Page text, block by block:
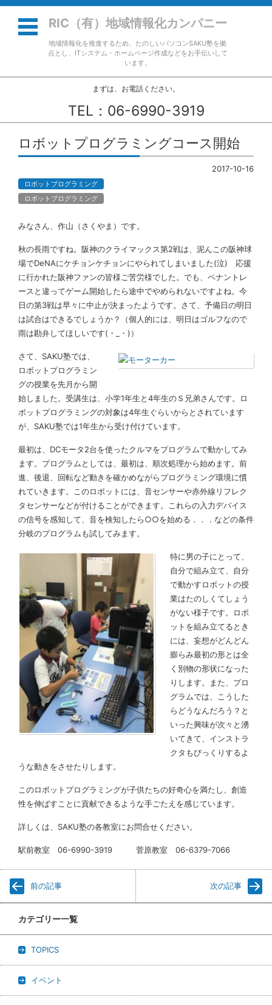
RIC（有）地域情報化カンパニー
地域情報化を推進するため、たのしいパソコンSAKU塾を拠
点とし、ITシステム・ホームページ作成などをお手伝いして
います。
まずは、お電話ください。
TEL：06-6990-3919
コンテンツに移動
ロボットプログラミングコース開始
2017-10-16
ロボットプログラミング
ロボットプログラミング
みなさん、作山（さくやま）です。
秋の長雨ですね。阪神のクライマックス第2戦は、泥んこの阪神球
場でDeNAにケチョンケチョンにやられてしまいました(泣) 応援
に行かれた阪神ファンの皆様ご苦労様でした。でも、ペナントレ
ースと違ってゲーム開始したら途中でやめられないですよね。今
日の第3戦は早々に中止が決まったようです。さて、予備日の明日
は試合はできるでしょうか？（個人的には、明日はゴルフなので
雨は勘弁してほしいです(・_・)）
さて、SAKU塾では、
ロボットプログラミン
グの授業を先月から開
始しました。受講生は、小学1年生と4年生のＳ兄弟さんです。ロ
ボットプログラミングの対象は4年生ぐらいからとされています
が、SAKU塾では1年生から受け付けています。
最初は、DCモータ2台を使ったクルマをプログラムで動かしてみ
ます。プログラムとしては、最初は、順次処理から始めます。前
進、後退、回転など動きを確かめながらプログラミング環境に慣
れていきます。このロボットには、音センサーや赤外線リフレク
タセンサーなどが付けることができます。これらの入力デバイス
の信号を感知して、音を検知したら○○を始める．．．などの条件
分岐のプログラムも試してみます。
特に男の子にとって、
自分で組み立て、自分
で動かすロボットの授
業はたのしくてしょう
がない様子です。ロボ
ットを組み立てるとき
には、妄想がどんどん
膨らみ最初の形とは全
く別物の形状になった
りします。また、プロ
グラムでは、こうした
らどうなんだろう？と
いった興味が次々と湧
いてきて、インストラ
クタもびっくりするよ
うな動きをさせたりします。
このロボットプログラミングが子供たちの好奇心を満たし、創造
性を伸ばすことに貢献できるような手ごたえを感じています。
詳しくは、SAKU塾の各教室にお問合せください。
駅前教室 06-6990-3919 菅原教室 06-6379-7066
前の記事 次の記事
カテゴリー一覧
TOPICS
イベント